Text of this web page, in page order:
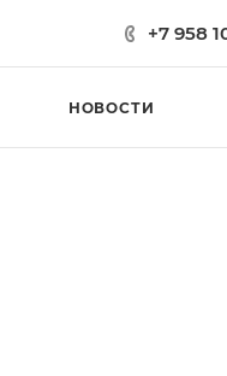
+7 958
НОВОСТИ